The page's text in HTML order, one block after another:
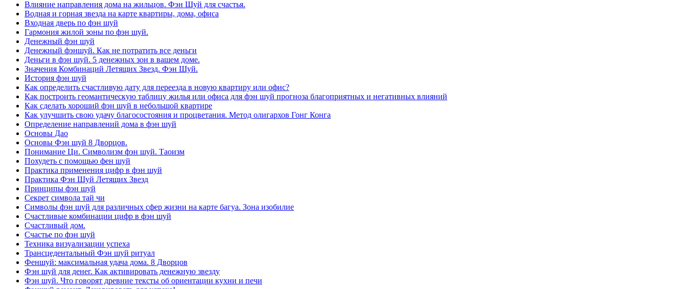
Влияние направления дома на жильцов. Фэн Шуй для счастья.
Водная и горная звезда на карте квартиры, дома, офиса
Входная дверь по фэн шуй
Гармония жилой зоны по фэн шуй.
Денежный фэн шуй
Денежный фэншуй. Как не потратить все деньги
Деньги в фэн шуй. 5 денежных зон в вашем доме.
Значения Комбинаций Летящих Звезд. Фэн Шуй.
История фэн шуй
Как определить счастливую дату для переезда в новую квартиру или офис?
Как построить геомантическую таблицу жилья или офиса для фэн шуй прогноза благоприятных и негативных влияний
Как сделать хороший фэн шуй в небольшой квартире
Как улучшить свою удачу благосостояния и процветания. Метод олигархов Гонг Конга
Определение направлений дома в фэн шуй
Основы Дао
Основы Фэн шуй 8 Дворцов.
Понимание Ци. Символизм фэн шуй. Таоизм
Похудеть с помощью фен шуй
Практика применения цифр в фэн шуй
Практика Фэн Шуй Летящих Звезд
Принципы фэн шуй
Секрет символа тай чи
Символы фэн шуй для различных сфер жизни на карте багуа. Зона изобилие
Счастливые комбинации цифр в фэн шуй
Счастливый дом.
Счастье по фэн шуй
Техника визуализации успеха
Трансцедентальный Фэн шуй ритуал
Феншуй: максимальная удача дома. 8 Дворцов
Фэн шуй для денег. Как активировать денежную звезду
Фэн шуй. Что говорят древние тексты об ориентации кухни и печи